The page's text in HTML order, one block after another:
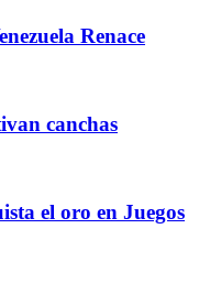
Renace
canchas
el oro en Juegos